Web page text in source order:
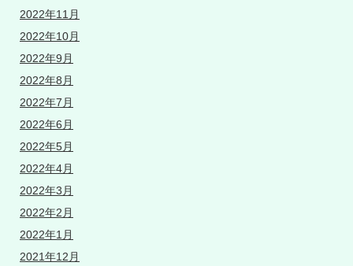
2022年11月
2022年10月
2022年9月
2022年8月
2022年7月
2022年6月
2022年5月
2022年4月
2022年3月
2022年2月
2022年1月
2021年12月